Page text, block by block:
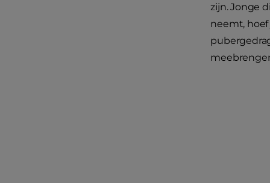
zijn. Jonge
neemt,